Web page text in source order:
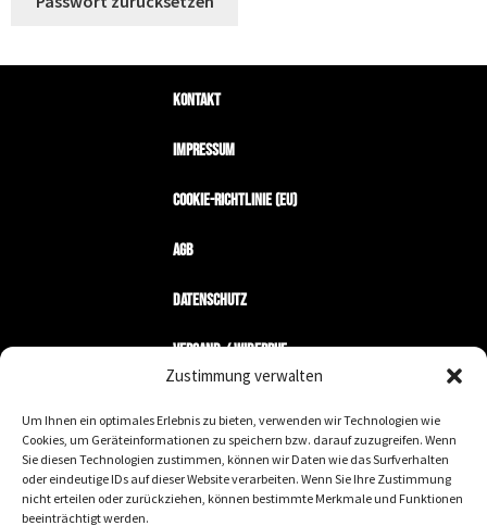
Zustimmung verwalten
Um Ihnen ein optimales Erlebnis zu bieten, verwenden wir Technologien wie
Cookies, um Geräteinformationen zu speichern bzw. darauf zuzugreifen. Wenn
Sie diesen Technologien zustimmen, können wir Daten wie das Surfverhalten
oder eindeutige IDs auf dieser Website verarbeiten. Wenn Sie Ihre Zustimmung
nicht erteilen oder zurückziehen, können bestimmte Merkmale und Funktionen
beeinträchtigt werden.
Kontakt
Impressum
Cookie-Richtlinie (EU)
AGB
Datenschutz
Versand / Widerruf
Mein Konto
Wir machen keine Geschäfte mit Nazis.